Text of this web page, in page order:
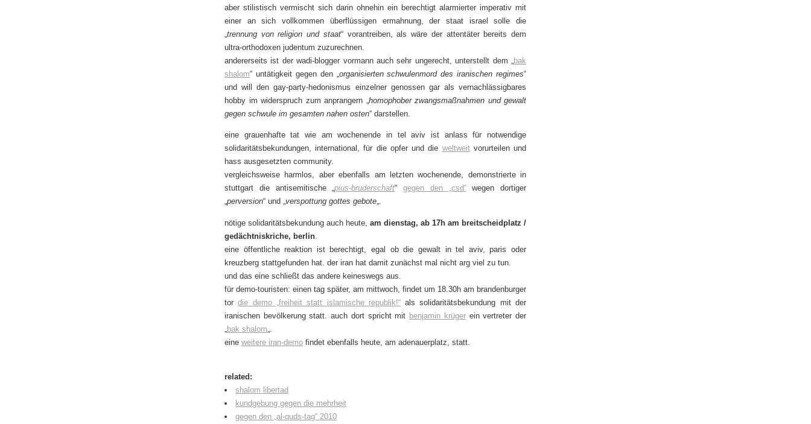
aber stilistisch vermischt sich darin ohnehin ein berechtigt alarmierter imperativ mit
einer an sich vollkommen überflüssigen ermahnung, der staat israel solle die
„trennung von religion und staat“ vorantreiben, als wäre der attentäter bereits dem
ultra-orthodoxen judentum zuzurechnen.
andererseits ist der wadi-blogger vormann auch sehr ungerecht, unterstellt dem „bak
shalom“ untätigkeit gegen den „organisierten schwulenmord des iranischen regimes“
und will den gay-party-hedonismus einzelner genossen gar als vernachlässigbares
hobby im widerspruch zum anprangern „homophober zwangsmaßnahmen und gewalt
gegen schwule im gesamten nahen osten“ darstellen.
eine grauenhafte tat wie am wochenende in tel aviv ist anlass für notwendige
solidaritätsbekundungen, international, für die opfer und die weltweitvorurteilen und
hass ausgesetzten community.
vergleichsweise harmlos, aber ebenfalls am letzten wochenende, demonstrierte in
stuttgart die antisemitische „pius-bruderschaft“ gegen den „csd“wegen dortiger
„perversion“ und „verspottung gottes gebote„.
nötige solidaritätsbekundung auch heute, am dienstag, ab 17h am breitscheidplatz /
gedächtniskriche, berlin
eine öffentliche reaktion ist berechtigt, egal ob die gewalt in tel aviv, paris oder
kreuzberg stattgefunden hat. der iran hat damit zunächst mal nicht arg viel zu tun.
und das eine schließt das andere keineswegs aus.
für demo-touristen: einen tag später, am mittwoch, findet um 18.30h am brandenburger
tordie demo „freiheit statt islamische republik!“als solidaritätsbekundung mit der
iranischen bevölkerung statt. auch dort spricht mit benjamin krügerein vertreter der
bak shalom
eine weitere iran-demo findet ebenfalls heute, am adenauerplatz, statt.
related:
shalom libertad
kundgebung gegen die mehrheit
gegen den „al-quds-tag“ 2010